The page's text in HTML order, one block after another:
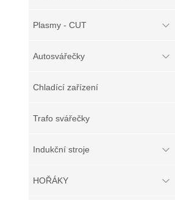
Plasmy - CUT
Autosvářečky
Chladící zařízení
Trafo svářečky
Indukční stroje
HOŘÁKY